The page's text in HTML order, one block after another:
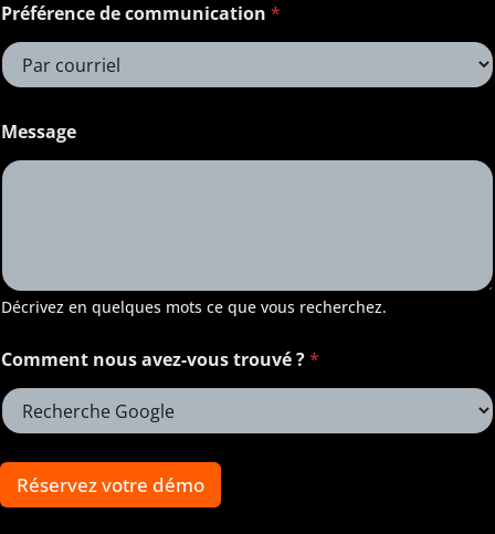
Préférence de communication *
Message
Décrivez en quelques mots ce que vous recherchez.
Comment nous avez-vous trouvé ?*
Réservez votre démo